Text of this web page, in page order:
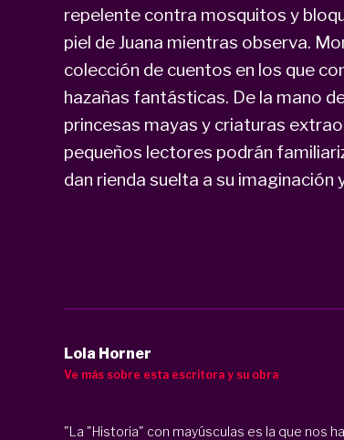
repelente contra mosquitos y
piel de Juana mientras observa.
colección de cuentos en los que
hazañas fantásticas. De la mano
princesas mayas y criaturas
pequeños lectores podrán
dan rienda suelta a su imaginación
Lola Horner
Ve más sobre esta escritora y su obra
"La "Historia" con mayúsculas es la que nos